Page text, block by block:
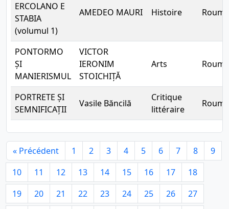
ERCOLANO E
STABIA
(volumul 1)
AMEDEO MAURI Histoire
PONTORMO
ȘI
MANIERISMUL
VICTOR
IERONIM
STOICHIȚĂ
Arts
PORTRETE ȘI
SEMNIFICAȚII
Vasile Băncilă
Critique
littéraire
« Précédent 1 2 3 4 5 6 7 8
9
10
11 12 13 14 15 16 17
18
19
20 21 22 23 24 25 26 27